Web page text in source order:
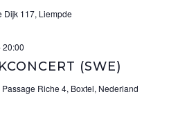
Dijk 117, Liempde
(SWE)
20:00
Passage Riche 4, Boxtel, Nederland